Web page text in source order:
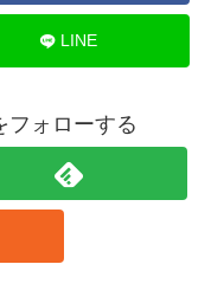
LINE
ォローする